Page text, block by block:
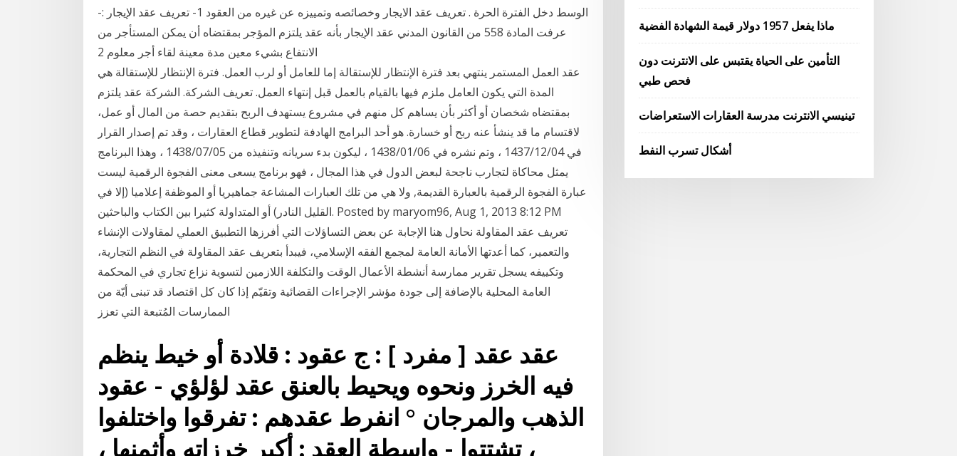
الوسط دخل الفترة الحرة . تعريف عقد الايجار وخصائصه وتمييزه عن غيره من العقود 1- تعريف عقد الإيجار :-
عرفت المادة 558 من القانون المدني عقد الإيجار بأنه عقد يلتزم المؤجر بمقتضاه أن يمكن المستأجر من
الانتفاع بشيء معين مدة معينة لقاء أجر معلوم 2
عقد العمل المستمر ينتهي بعد فترة الإنتظار للإستقالة إما للعامل أو لرب العمل. فترة الإنتظار للإستقالة هي
المدة التي يكون العامل ملزم فيها بالقيام بالعمل قبل إنتهاء العمل. تعريف الشركة. الشركة عقد يلتزم
بمقتضاه شخصان أو أكثر بأن يساهم كل منهم في مشروع يستهدف الربح بتقديم حصة من المال أو عمل،
لاقتسام ما قد ينشأ عنه ربح أو خسارة. هو أحد البرامج الهادفة لتطوير قطاع العقارات ، وقد تم إصدار القرار
في 1437/12/04 ، وتم نشره في 1438/01/06 ، ليكون بدء سريانه وتنفيذه من 1438/07/05 ، وهذا البرنامج
يمثل محاكاة لتجارب ناجحة لبعض الدول في هذا المجال ، فهو برنامج يسعى معنى الفجوة الرقمية ليست
عبارة الفجوة الرقمية بالعبارة القديمة, ولا هي من تلك العبارات المشاعة جماهيريا أو الموظفة إعلاميا (إلا في
القليل النادر) أو المتداولة كثيرا بين الكتاب والباحثين. Posted by maryom96, Aug 1, 2013 8:12 PM
تعريف عقد المقاولة نحاول هنا الإجابة عن بعض التساؤلات التي أفرزها التطبيق العملي لمقاولات الإنشاء
والتعمير، كما أعدتها الأمانة العامة لمجمع الفقه الإسلامي، فيبدأ بتعريف عقد المقاولة في النظم التجارية،
وتكييفه يسجل تقرير ممارسة أنشطة الأعمال الوقت والتكلفة اللازمين لتسوية نزاع تجاري في المحكمة
العامة المحلية بالإضافة إلى جودة مؤشر الإجراءات القضائية وتقيّم إذا كان كل اقتصاد قد تبنى أيّة من
الممارسات المُتبعة التي تعزز
عقد عقد [ مفرد ] : ج عقود : قلادة أو خيط ينظم
فيه الخرز ونحوه ويحيط بالعنق عقد لؤلؤي - عقود
الذهب والمرجان ° انفرط عقدهم : تفرقوا واختلفوا
، تشتتوا - واسطة العقد : أكبر خرزاته وأثمنها ،
ماذا يفعل 1957 دولار قيمة الشهادة الفضية
التأمين على الحياة يقتبس على الانترنت دون
فحص طبي
تينيسي الانترنت مدرسة العقارات الاستعراضات
أشكال تسرب النفط